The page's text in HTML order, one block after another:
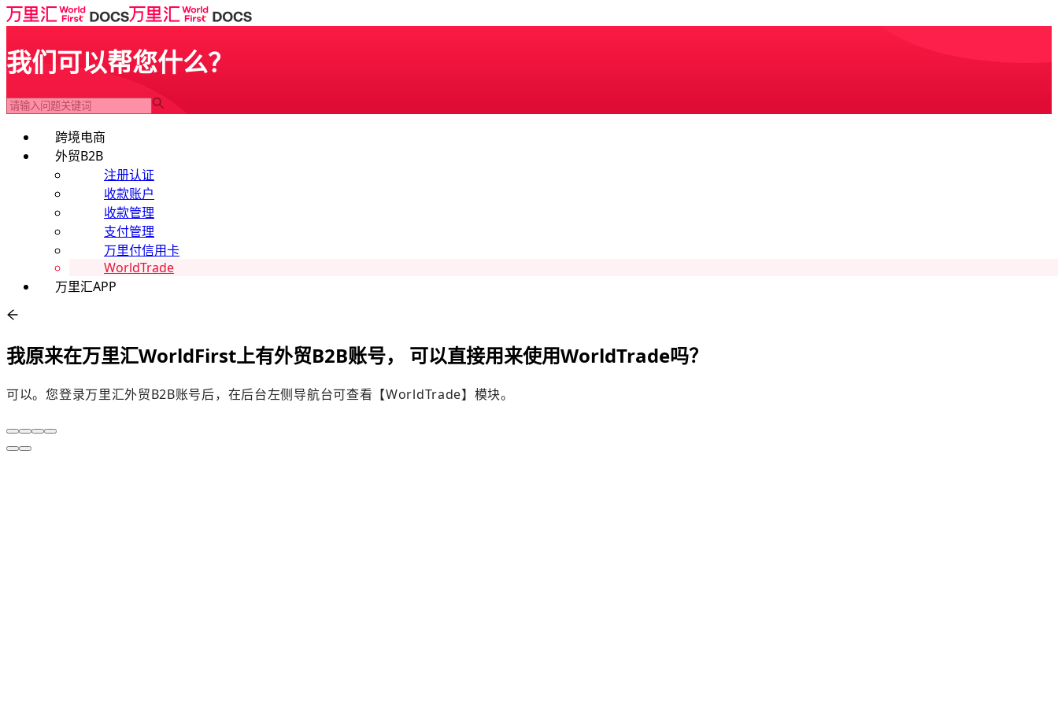
我们可以帮您什么？
跨境电商
外贸B2B
注册认证
收款账户
收款管理
支付管理
万里付信用卡
WorldTrade
万里汇APP
我原来在万里汇WorldFirst上有外贸B2B账号， 可以直接用来使用WorldTrade吗？
可以。您登录万里汇外贸B2B账号后，在后台左侧导航台可查看【WorldTrade】模块。